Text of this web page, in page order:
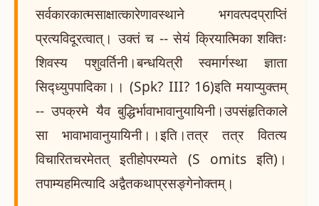
सर्वकारकात्मसाक्षात्कारेणावस्थाने भगवत्पदप्राप्तिं
प्रत्यविदूरत्वात्। उक्तं च -- सेयं क्रियात्मिका शक्तिः
शिवस्य पशुवर्तिनी।बन्धयित्री स्वमार्गस्था ज्ञाता
सिद्ध्युपपादिका।। (Spk? III? 16)इति मयाप्युक्तम्
-- उपक्रमे यैव बुद्धिर्भावाभावानुयायिनी।उपसंहृतिकाले
सा भावाभावानुयायिनी।।इति।तत्र तत्र वितत्य
विचारितचरमेतत् इतीहोपरम्यते (S omits इति)।
तपाम्यहमित्यादि अद्वैतकथाप्रसङ्गेनोक्तम्।